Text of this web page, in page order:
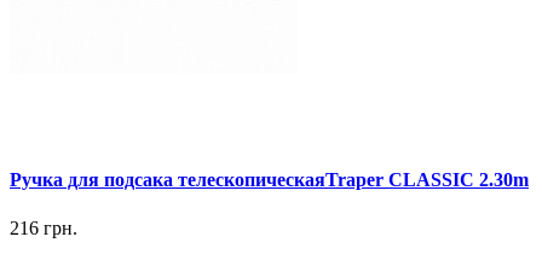
Ручка для подсака телескопическаяTraper CLASSIC 2.30m
216 грн.